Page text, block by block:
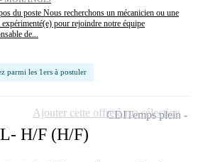
du poste Nous recherchons un mécanicien ou une
pour rejoindre notre équipe
de...
parmi les 1ers à postuler
H/F (H/F)
CDITemps plein
Ajouter cette offre à ma sélection